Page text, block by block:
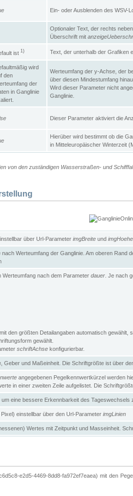
Ein- oder Ausblenden des WSV-
Optionaler Text, der rechts
Überschrift mit
ist 1) Text, der unterhalb der Grafiken
wird
den
der
in Ganglinie
Werteumfang der y-Achse, der
über diesen Mindestumfang
Wird dieser Parameter nicht
Ganglinie.
Dieser Parameter aktiviert die
Hierüber wird bestimmt ob die
in Mitteleuropäischer Winterzeit
von den zuständigen Wasserstraßen- und
über Url-Parameter imgBreite und imgHoehe
Werteumfang der Ganglinie. Am oberen
nach dem Parameter dauer . Je nach
den größten Detailangaben automatisch gewählt,
gewählt.
schriftAchse konfigurierbar.
Geber und Maßeinheit. Die Schriftgrößte ist über
angegebenen Pegelkennwertkürzel werden
in einer zweiten Zeile aufgelistet. Die
eine bessere Erkennbarkeit des Tageswechsels
einstellbar über den Url-Parameter imgLinien
Wertes mit Zeitpunkt und Masseinheit.
e2d5-4469-8dd8-fa972ef7eaea) mit den